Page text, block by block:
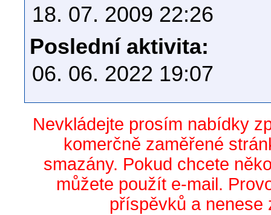
18. 07. 2009 22:26
Poslední aktivita:
06. 06. 2022 19:07
Nevkládejte prosím nabídky
komerčně zaměřené
smazány. Pokud chcete
můžete použít e-mail.
příspěvků a nenese